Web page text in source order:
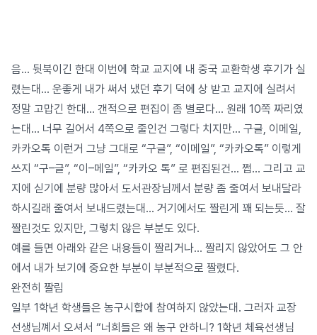
음… 뒷북이긴 한대 이번에 학교 교지에 내 중국 교환학생 후기가 실
렸는대… 운좋게 내가 써서 냈던 후기 덕에 상 받고 교지에 실려서
정말 고맙긴 한대… 갠적으로 편집이 좀 별로다… 원래 10쪽 짜리였
는대… 너무 길어서 4쪽으로 줄인건 그렇다 치지만… 구글, 이메일,
카카오톡 이런거 그냥 그대로 “구글”, “이메일”, “카카오톡” 이렇게
쓰지 “구–글”, “이–메일”, “카카오 톡” 로 편집된건… 쩝… 그리고 교
지에 싣기에 분량 많아서 도서관장님께서 분량 좀 줄여서 보내달라
하시길래 줄여서 보내드렸는대… 거기에서도 짤린게 꽤 되는듯… 잘
짤린것도 있지만, 그렇치 않은 부분도 있다.
예를 들면 아래와 같은 내용들이 짤리거나… 짤리지 않았어도 그 안
에서 내가 보기에 중요한 부분이 부분적으로 짤렸다.
완전히 짤림
일부 1학년 학생들은 농구시합에 참여하지 않았는대. 그러자 교장
선생님꼐서 오셔서 “너희들은 왜 농구 안하니? 1학년 체육선생님